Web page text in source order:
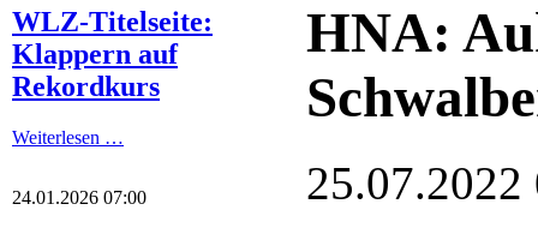
WLZ-Titelseite:
Klappern auf
Rekordkurs
Weiterlesen …
24.01.2026 07:00
HNA:
25.07.2022